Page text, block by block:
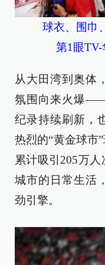
球衣、围巾、
第1眼
从大田湾到奥体
氛围向来火爆
纪录持续刷新，
热烈的“黄金球市
累计吸引205万
城市的日常生活
劲引擎。